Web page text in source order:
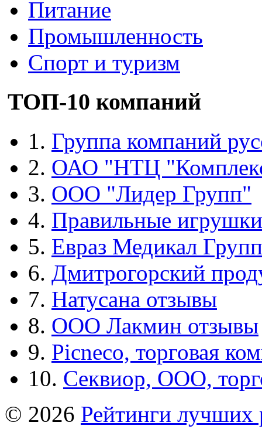
Питание
Промышленность
Спорт и туризм
ТОП-10 компаний
1. Группа компаний
2. ОАО "НТЦ
3. ООО "Лидер Групп"
4. Правильные игрушки
5. Евраз Медикал Групп
6. Дмитрогорский
7. Натусана отзывы
8. ООО Лакмин отзывы
9. Picneco, торговая
10. Секвиор, ООО,
© 2026 Рейтинги лучших